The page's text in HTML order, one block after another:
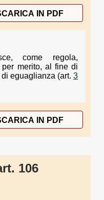
IN PDF
come regola,
per merito, al fine di
eguaglianza (art. 3
IN PDF
106